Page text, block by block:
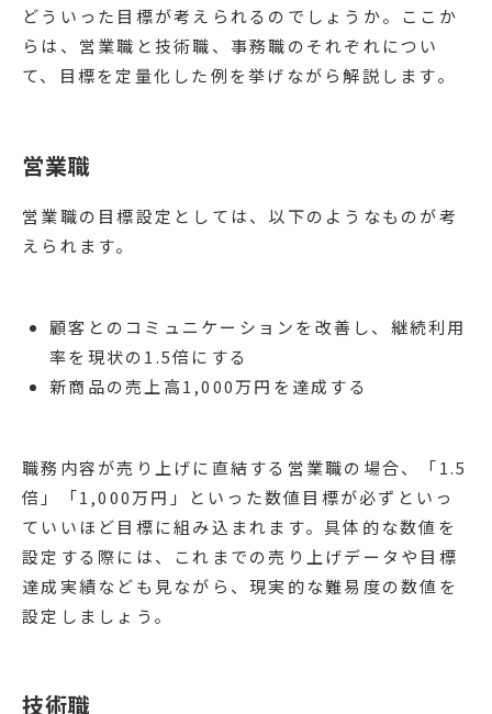
どういった目標が考えられるのでしょうか。ここか
らは、営業職と技術職、事務職のそれぞれについ
て、目標を定量化した例を挙げながら解説します。
営業職
営業職の目標設定としては、以下のようなものが考
えられます。
顧客とのコミュニケーションを改善し、継続利用
率を現状の1.5倍にする
新商品の売上高1,000万円を達成する
職務内容が売り上げに直結する営業職の場合、「1.5
倍」「1,000万円」といった数値目標が必ずといっ
ていいほど目標に組み込まれます。具体的な数値を
設定する際には、これまでの売り上げデータや目標
達成実績なども見ながら、現実的な難易度の数値を
設定しましょう。
技術職